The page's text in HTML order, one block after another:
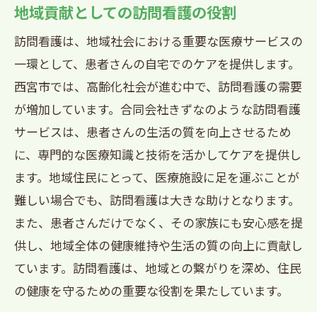
地域貢献としての訪問看護の役割
訪問看護は、地域社会における重要な医療サービスの
一環として、患者さんの自宅でのケアを提供します。
西宮市では、高齢化社会が進む中で、訪問看護の需要
が増加しています。合同会社きずなのような訪問看護
サービスは、患者さんの生活の質を向上させるため
に、専門的な医療知識と技術を活かしてケアを提供し
ます。地域住民にとって、医療施設に足を運ぶことが
難しい場合でも、訪問看護は大きな助けとなります。
また、患者さんだけでなく、その家族にも安心感を提
供し、地域全体の健康維持や生活の質の向上に貢献し
ています。訪問看護は、地域との繋がりを深め、住民
の健康を守るための重要な役割を果たしています。